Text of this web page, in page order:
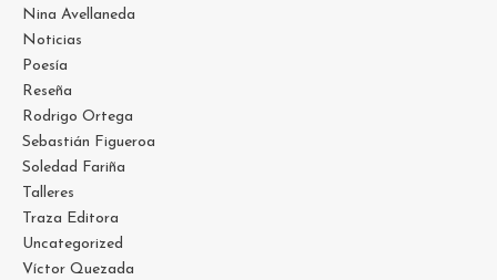
Nina Avellaneda
Noticias
Poesía
Reseña
Rodrigo Ortega
Sebastián Figueroa
Soledad Fariña
Talleres
Traza Editora
Uncategorized
Víctor Quezada